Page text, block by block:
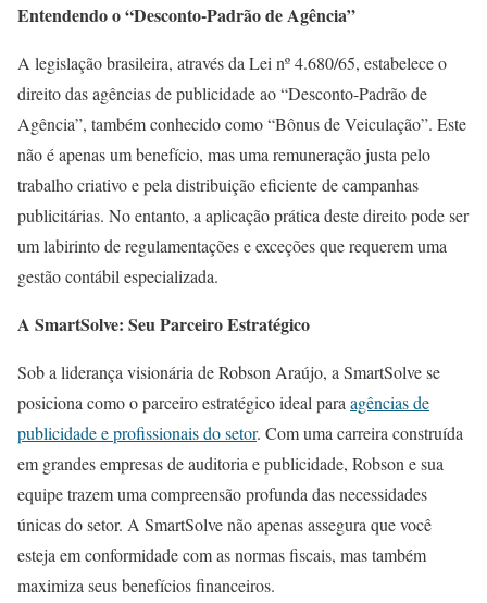
Entendendo o “Desconto-Padrão de Agência”
A legislação brasileira, através da Lei nº 4.680/65, estabelece o
direito das agências de publicidade ao “Desconto-Padrão de
Agência”, também conhecido como “Bônus de Veiculação”. Este
não é apenas um benefício, mas uma remuneração justa pelo
trabalho criativo e pela distribuição eficiente de campanhas
publicitárias. No entanto, a aplicação prática deste direito pode ser
um labirinto de regulamentações e exceções que requerem uma
gestão contábil especializada.
A SmartSolve: Seu Parceiro Estratégico
Sob a liderança visionária de Robson Araújo, a SmartSolve se
posiciona como o parceiro estratégico ideal para agências de
publicidade e profissionais do setor. Com uma carreira construída
em grandes empresas de auditoria e publicidade, Robson e sua
equipe trazem uma compreensão profunda das necessidades
únicas do setor. A SmartSolve não apenas assegura que você
esteja em conformidade com as normas fiscais, mas também
maximiza seus benefícios financeiros.